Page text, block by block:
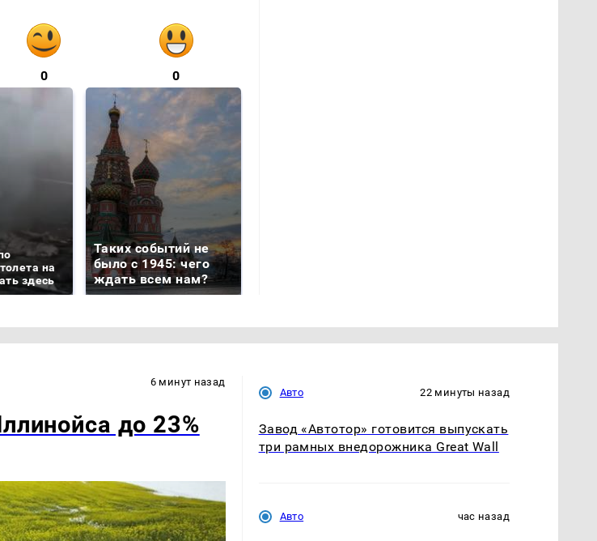
0 0
на
здесь
Таких событий не
было с 1945: чего
ждать всем нам?
6 минут назад
до 23%
Авто 22 минуты назад
Завод «Автотор» готовится выпускать
три рамных внедорожника Great Wall
Авто час назад